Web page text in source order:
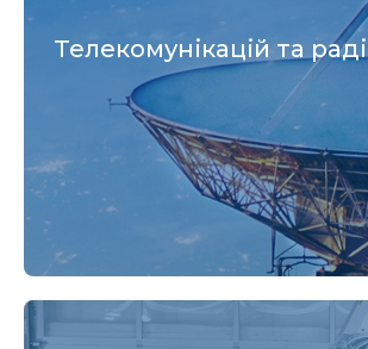
Телекомунікацій та
Телекомунікації та
Автоматизація, комп'ютерно-
технології та